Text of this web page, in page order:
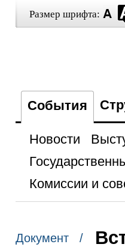
Размер шрифта:
События
Новости
Комиссии и
Документ /